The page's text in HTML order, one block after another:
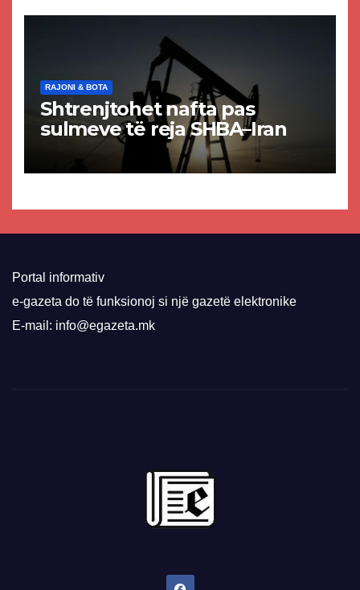
RAJONI & BOTA
Shtrenjtohet nafta pas
sulmeve të reja SHBA–Iran
Portal informativ
e-gazeta do të funksionoj si një gazetë elektronike
E-mail: info@egazeta.mk